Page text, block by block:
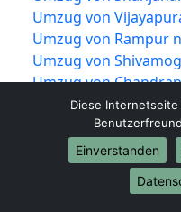
Umzug von
Umzug von Rampur
Umzug von
Umzug von
Umzug von
Umzug von Thrissur
Umzug von Alwar
Umzug von
Umzug von Kulti
Diese
Einverstanden